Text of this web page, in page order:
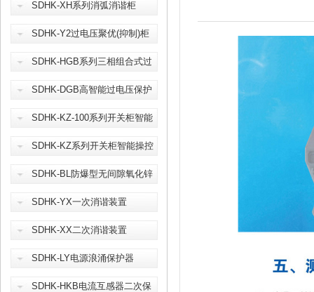
SDHK-XH系列消弧消谐柜
SDHK-Y2过电压聚优(抑制)柜
SDHK-HGB系列三相组合式过
电压保护器
SDHK-DGB高智能过电压保护
器
SDHK-KZ-100系列开关柜智能
操控装置
SDHK-KZ系列开关柜智能操控
装置
SDHK-BL防爆型无间隙氧化锌
避雷器
SDHK-YX一次消谐装置
SDHK-XX二次消谐装置
SDHK-LY电源浪涌保护器
SDHK-HKB电流互感器二次保